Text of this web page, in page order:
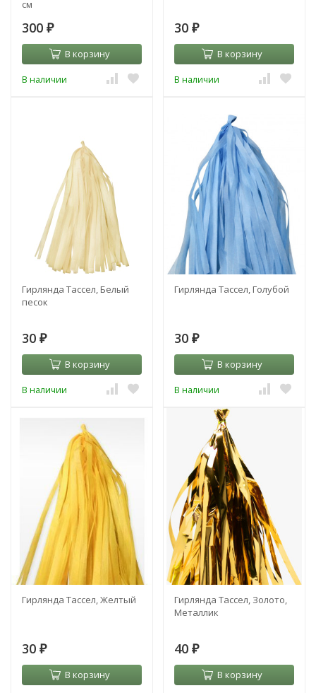
см
300 ₽
В корзину
В наличии
30 ₽
В корзину
В наличии
Гирлянда Тассел, Белый
песок
30 ₽
В корзину
В наличии
Гирлянда Тассел, Голубой
30 ₽
В корзину
В наличии
Гирлянда Тассел, Желтый
30 ₽
В корзину
Гирлянда Тассел, Золото,
Металлик
40 ₽
В корзину